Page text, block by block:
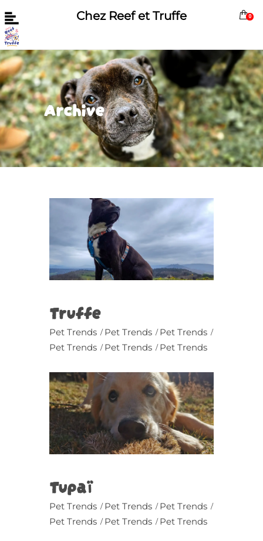
Archive
Truffe
Pet Trends Pet Trends
Pet Trends
Pet Trends
Pet Trends Pet Trends
Tupaï
Pet Trends Pet Trends
Pet Trends
Pet Trends
Pet Trends Pet Trends
Chez Reef et Truffe 0